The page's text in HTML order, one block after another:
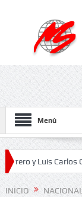
Menú
Carlos Gutiérrez
2026
INICIO